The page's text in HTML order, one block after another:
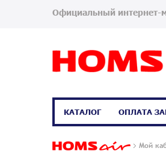
Официальный интернет-
Мой
КАТАЛОГ ОПЛАТА